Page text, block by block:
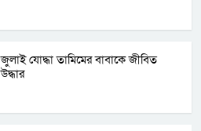
জুলাই যোদ্ধা তামিমের বাবাকে জীবিত
উদ্ধার